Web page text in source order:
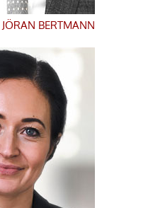
JÖRAN BERTMANN